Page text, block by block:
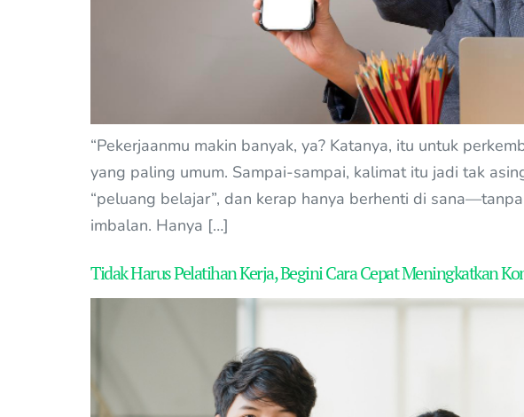
“Pekerjaanmu makin banyak, ya? Katanya, itu untuk
yang paling umum. Sampai-sampai, kalimat itu jadi tak
“peluang belajar”, dan kerap hanya berhenti di
imbalan. Hanya […]
Tidak Harus Pelatihan Kerja, Begini Cara Cepat Meningkatkan